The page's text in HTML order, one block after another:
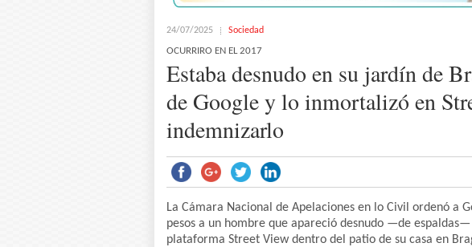
24/07/2025 Sociedad
OCURRIRO EN EL 2017
Estaba desnudo en su jardín de
de Google y lo inmortalizó en
indemnizarlo
La Cámara Nacional de Apelaciones en lo Civil ordenó a
pesos a un hombre que apareció desnudo —de
plataforma Street View dentro del patio de su casa en